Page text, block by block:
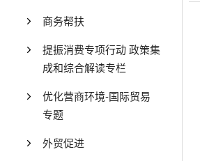
商务帮扶
提振消费专项行动 政策集
成和综合解读专栏
优化营商环境-国际贸易
专题
外贸促进